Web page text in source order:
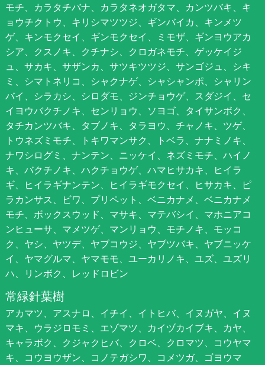
モチ、カラタチバナ、カラタネオガタマ、カンツバキ、キ
ョウチクトウ、キリシマツツジ、ギンバイカ、キンメツ
ゲ、キンモクセイ、ギンモクセイ、ミモザ、ギンヨウアカ
シア、クスノキ、クチナシ、クロガネモチ、ゲッケイジ
ュ、サカキ、サザンカ、サツキツツジ、サンゴジュ、シキ
ミ、シマトネリコ、シャクナゲ、シャシャンポ、シャリン
バイ、シラカシ、シロダモ、ジンチョウゲ、スダジイ、セ
イヨウバクチノキ、センリョウ、ソヨゴ、タイサンボク、
タチカンツバキ、タブノキ、タラヨウ、チャノキ、ツゲ、
トウネズミモチ、トキワマンサク、トベラ、ナナミノキ、
ナワシログミ、ナンテン、ニッケイ、ネズミモチ、ハイノ
キ、バクチノキ、ハクチョウゲ、ハマヒサカキ、ヒイラ
ギ、ヒイラギナンテン、ヒイラギモクセイ、ヒサカキ、ピ
ラカンサス、ビワ、プリペット、ベニカナメ、ベニカナメ
モチ、ボックスウッド、マサキ、マテバシイ、マホニアコ
ンヒューサ、マメツゲ、マンリョウ、モチノキ、モッコ
ク、ヤシ、ヤツデ、ヤブコウジ、ヤブツバキ、ヤブニッケ
イ、ヤマグルマ、ヤマモモ、ユーカリノキ、ユズ、ユズリ
ハ、リンボク、レッドロビン
常緑針葉樹
アカマツ、アスナロ、イチイ、イトヒバ、イヌガヤ、イヌ
マキ、ウラジロモミ、エゾマツ、カイヅカイブキ、カヤ、
キャラボク、クジャクヒバ、クロベ、クロマツ、コウヤマ
キ、コウヨウザン、コノテガシワ、コメツガ、ゴヨウマ